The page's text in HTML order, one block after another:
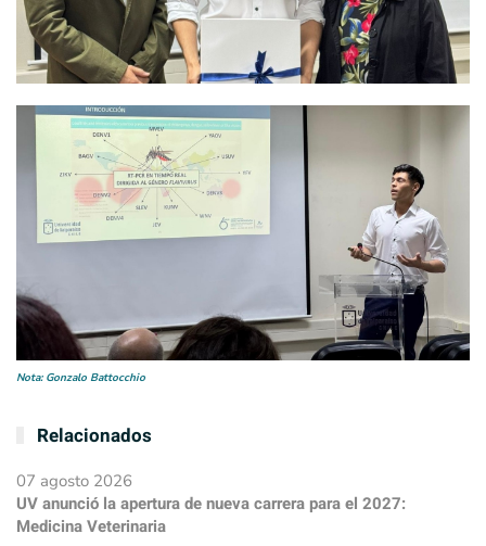
Nota: Gonzalo Battocchio
Relacionados
07 agosto 2026
UV anunció la apertura de nueva carrera para el 2027:
Medicina Veterinaria